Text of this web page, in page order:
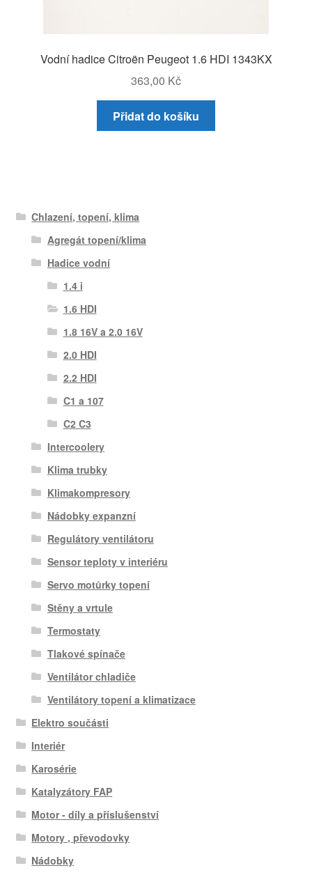
Vodní hadice Citroën Peugeot 1.6 HDI 1343KX
363,00 Kč
Přidat do košíku
Chlazení, topení, klima
Agregát topení/klima
Hadice vodní
1.4 i
1.6 HDI
1.8 16V a 2.0 16V
2.0 HDI
2.2 HDI
C1 a 107
C2 C3
Intercoolery
Klima trubky
Klimakompresory
Nádobky expanzní
Regulátory ventilátoru
Sensor teploty v interiéru
Servo motůrky topení
Stěny a vrtule
Termostaty
Tlakové spínače
Ventilátor chladiče
Ventilátory topení a klimatizace
Elektro součásti
Interiér
Karosérie
Katalyzátory FAP
Motor - díly a příslušenství
Motory , převodovky
Nádobky